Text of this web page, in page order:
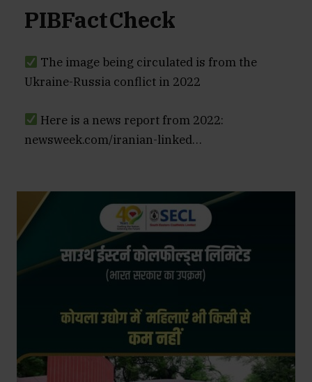
PIBFactCheck
The image being circulated is from the
Ukraine-Russia conflict in 2022
Here is a news report from 2022:
newsweek.com/iranian-linked…